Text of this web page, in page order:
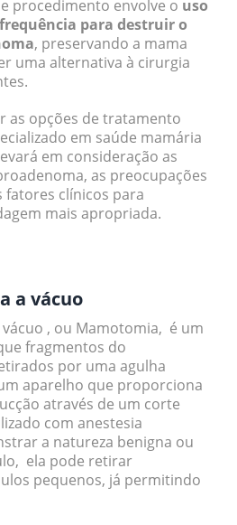
procedimento envolve o uso
para destruir o
, preservando a mama
uma alternativa à cirurgia
as opções de tratamento
em saúde mamária
em consideração as
as preocupações
fatores clínicos para
mais apropriada.
a vácuo
, ou Mamotomia, é um
fragmentos do
por uma agulha
aparelho que proporciona
através de um corte
com anestesia
a natureza benigna ou
ela pode retirar
pequenos, já permitindo